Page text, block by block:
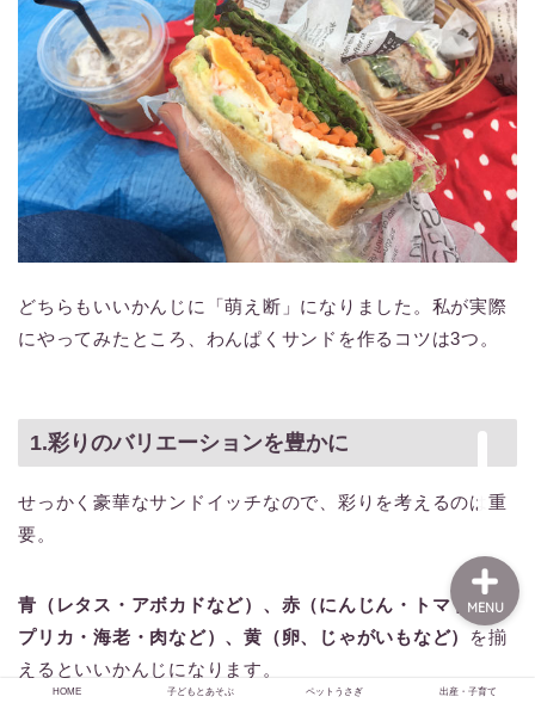
どちらもいいかんじに「萌え断」になりました。私が実際
にやってみたところ、わんぱくサンドを作るコツは3つ。
1.彩りのバリエーションを豊かに
せっかく豪華なサンドイッチなので、彩りを考えるのは重
要。
青（レタス・アボカドなど）、赤（にんじん・トマト・パ
プリカ・海老・肉など）、黄（卵、じゃがいもなど）
を揃
えるといいかんじになります。
HOME 子どもとあそぶ ペットうさぎ 出産・子育て
MENU
子どもとあそぶ
出産・子育て